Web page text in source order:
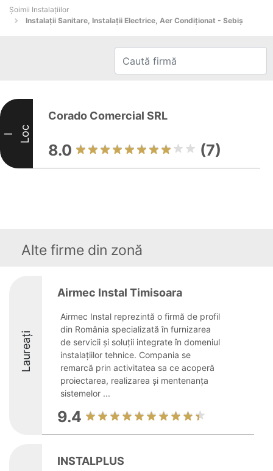
Şoimii Instalaţiilor
Instalații Sanitare, Instalații Electrice, Aer Condiționat - Sebiş
I Loc
Corado Comercial SRL
8.0 (7)
Alte firme din zonă
Laureați
Airmec Instal Timisoara
Airmec Instal reprezintă o firmă de profil
din România specializată în furnizarea
de servicii și soluții integrate în domeniul
instalațiilor tehnice. Compania se
remarcă prin activitatea sa ce acoperă
proiectarea, realizarea și mentenanța
sistemelor ...
9.4
INSTALPLUS